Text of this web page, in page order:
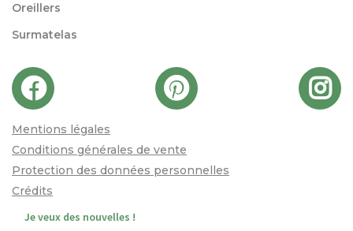
Oreillers
Surmatelas
Mentions légales
Conditions générales de vente
Protection des données personnelles
Crédits
Je veux des nouvelles !